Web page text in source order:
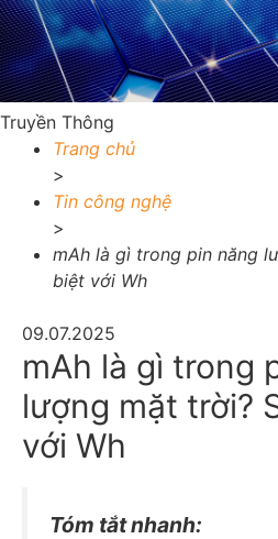
Truyền Thông
Trang chủ
>
Tin công nghệ
>
mAh là gì trong pin năng
biệt với Wh
09.07.2025
mAh là gì trong
lượng mặt trời?
với Wh
Tóm tắt nhanh: